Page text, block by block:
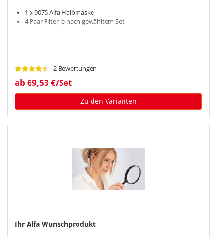
1 x 9075 Alfa Halbmaske
4 Paar Filter je nach gewähltem Set
2 Bewertungen
ab 69,53 €/Set
Zu den Varianten
Ihr Alfa Wunschprodukt